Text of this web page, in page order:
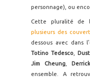
personnage), ou
Cette pluralité de
plusieurs des
dessous avec dans
Totino Tedesco
Jim Cheung,
ensemble. A